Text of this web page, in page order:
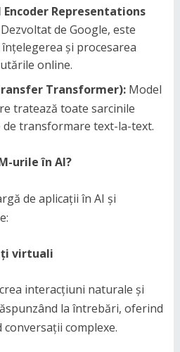
Encoder Representations
de Google, este
și procesarea
online.
Transformer):Model
tratează toate sarcinile
de transformare text-la-text.
urile în AI?
de aplicații în AI și
virtuali
interacțiuni naturale și
la întrebări, oferind
complexe.